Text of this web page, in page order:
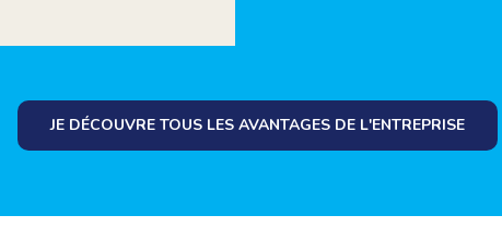
JE DÉCOUVRE TOUS LES AVANTAGES DE L'ENTREPRISE